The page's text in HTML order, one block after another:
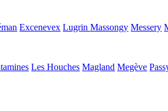
Excenevex LugrinMassongy Messery
Les Houches Magland Megève